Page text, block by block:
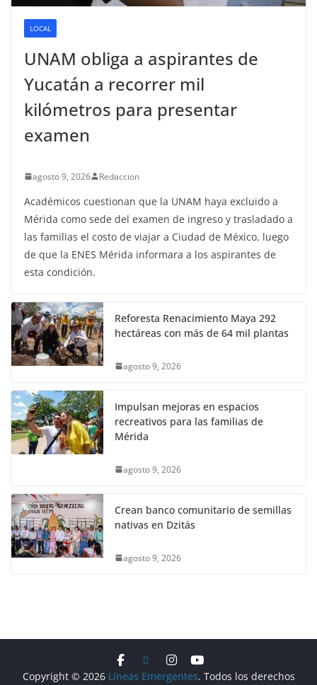
LOCAL
UNAM obliga a aspirantes de
Yucatán a recorrer mil
kilómetros para presentar
examen
agosto 9, 2026 Redaccion
Académicos cuestionan que la UNAM haya excluido a
Mérida como sede del examen de ingreso y trasladado a
las familias el costo de viajar a Ciudad de México, luego
de que la ENES Mérida informara a los aspirantes de
esta condición.
Reforesta Renacimiento Maya 292
hectáreas con más de 64 mil plantas
agosto 9, 2026
Impulsan mejoras en espacios
recreativos para las familias de
Mérida
agosto 9, 2026
Crean banco comunitario de semillas
nativas en Dzitás
agosto 9, 2026
Copyright © 2026 Líneas Emergentes. Todos los derechos